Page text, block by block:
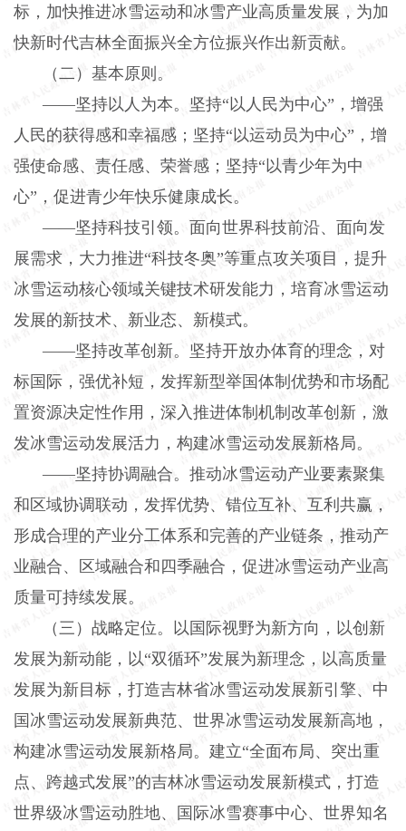
标，加快推进冰雪运动和冰雪产业高质量发展，为加
快新时代吉林全面振兴全方位振兴作出新贡献。
（二）基本原则。
——坚持以人为本。坚持“以人民为中心”，增强
人民的获得感和幸福感；坚持“以运动员为中心”，增
强使命感、责任感、荣誉感；坚持“以青少年为中
心”，促进青少年快乐健康成长。
——坚持科技引领。面向世界科技前沿、面向发
展需求，大力推进“科技冬奥”等重点攻关项目，提升
冰雪运动核心领域关键技术研发能力，培育冰雪运动
发展的新技术、新业态、新模式。
——坚持改革创新。坚持开放办体育的理念，对
标国际，强优补短，发挥新型举国体制优势和市场配
置资源决定性作用，深入推进体制机制改革创新，激
发冰雪运动发展活力，构建冰雪运动发展新格局。
——坚持协调融合。推动冰雪运动产业要素聚集
和区域协调联动，发挥优势、错位互补、互利共赢，
形成合理的产业分工体系和完善的产业链条，推动产
业融合、区域融合和四季融合，促进冰雪运动产业高
质量可持续发展。
（三）战略定位。以国际视野为新方向，以创新
发展为新动能，以“双循环”发展为新理念，以高质量
发展为新目标，打造吉林省冰雪运动发展新引擎、中
国冰雪运动发展新典范、世界冰雪运动发展新高地，
构建冰雪运动发展新格局。建立“全面布局、突出重
点、跨越式发展”的吉林冰雪运动发展新模式，打造
世界级冰雪运动胜地、国际冰雪赛事中心、世界知名